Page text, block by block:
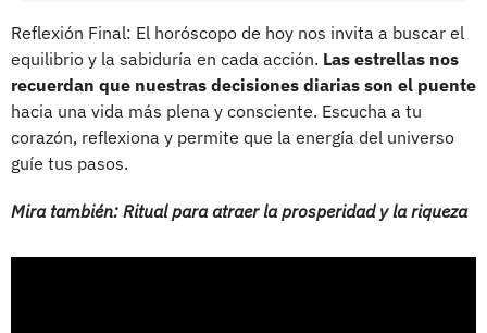
Reflexión Final: El horóscopo de hoy nos invita a buscar el
equilibrio y la sabiduría en cada acción. Las estrellas nos
recuerdan que nuestras decisiones diarias son el puente
hacia una vida más plena y consciente. Escucha a tu
corazón, reflexiona y permite que la energía del universo
guíe tus pasos.
Mira también: Ritual para atraer la prosperidad y la riqueza